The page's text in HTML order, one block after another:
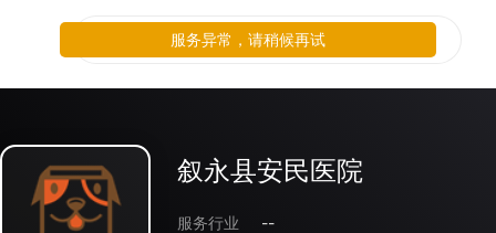
叙永县安民医院
服务行业
--
服务异常，请稍候再试